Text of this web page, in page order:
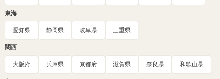
東海
愛知県 静岡県 岐阜県 三重県
関西
大阪府 兵庫県 京都府 滋賀県 奈良県 和歌山県